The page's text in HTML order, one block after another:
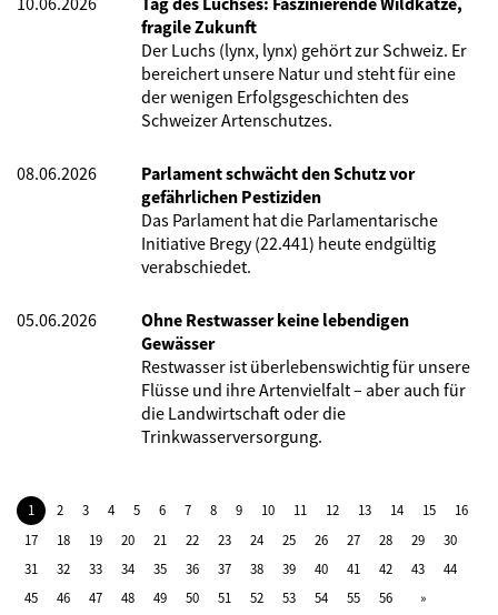
fragile Zukunft
Der Luchs (lynx, lynx) gehört zur Schweiz. Er
bereichert unsere Natur und steht für eine
der wenigen Erfolgsgeschichten des
Schweizer Artenschutzes.
08.06.2026
Parlament schwächt den Schutz vor
gefährlichen Pestiziden
Das Parlament hat die Parlamentarische
Initiative Bregy (22.441) heute endgültig
verabschiedet.
05.06.2026
Ohne Restwasser keine lebendigen
Gewässer
Restwasser ist überlebenswichtig für unsere
Flüsse und ihre Artenvielfalt – aber auch für
die Landwirtschaft oder die
Trinkwasserversorgung.
1 2 3 4 5 6 7 8 9 10 11 12 13 14 15
16
17
18 19 20 21 22 23 24 25 26 27 28 29
30
31
32 33 34 35 36 37 38 39 40 41 42 43
44
45
46 47 48 49 50 51 52 53 54 55 56